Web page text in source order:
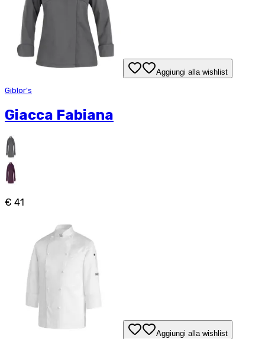
Aggiungi alla wishlist
Giblor's
Giacca Fabiana
€ 41
Aggiungi alla wishlist